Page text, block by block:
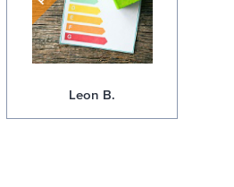
Leon B.